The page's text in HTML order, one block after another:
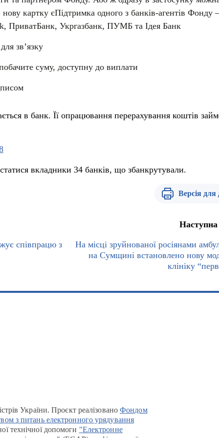
нову картку єПідтримка одного з банків-агентів
ПриватБанк, Укргазбанк, ПУМБ та Ідея Банк
звʼязку
суму, доступну до виплати
в банк. Її опрацювання перерахування коштів
вкладники 34 банків, що збанкрутували.
Версія для
співпрацю з
Наступна
На місці зруйнованої росіянами
на Сумщині встановлено нову
клініку
України. Проєкт реалізованоФондом
з питань електронного урядування
технічної допомоги "Електронне